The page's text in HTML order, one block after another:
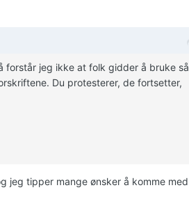
forstår jeg ikke at folk gidder å bruke så
Du protesterer, de fortsetter,
jeg tipper mange ønsker å komme med